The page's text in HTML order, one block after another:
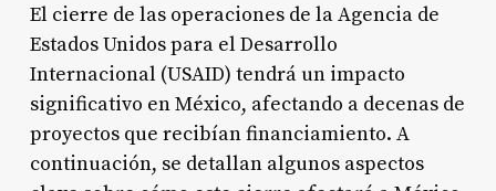
El cierre de las operaciones de la Agencia de
Estados Unidos para el Desarrollo
Internacional (USAID) tendrá un impacto
significativo en México, afectando a decenas de
proyectos que recibían financiamiento. A
continuación, se detallan algunos aspectos